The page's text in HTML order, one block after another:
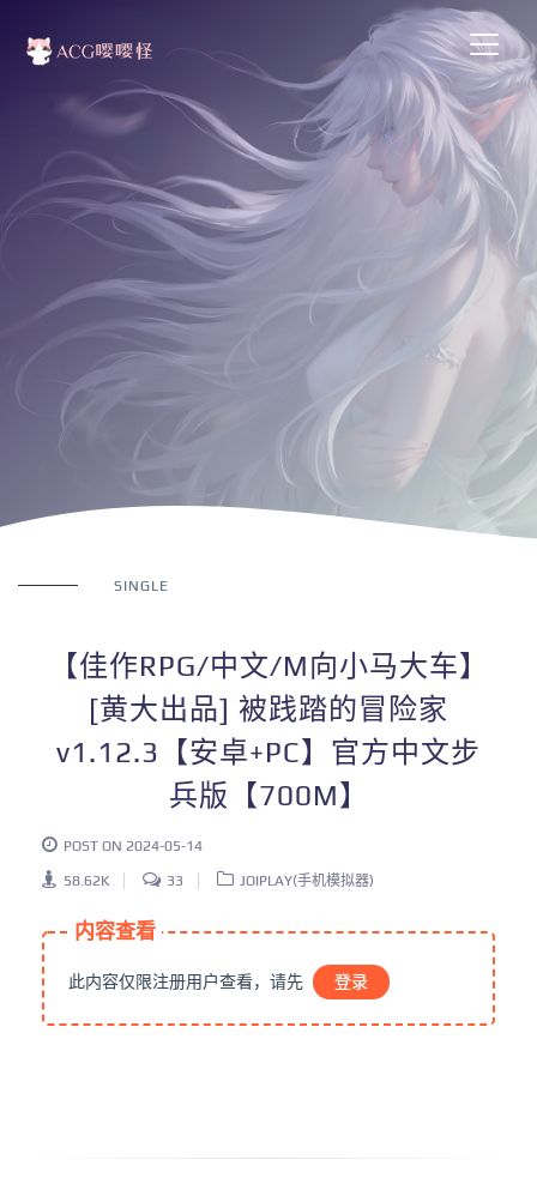
SINGLE
【佳作RPG/中文/M向小马大车】
[黄大出品] 被践踏的冒险家
v1.12.3【安卓+PC】官方中文步
兵版【700M】
POST ON 2024-05-14
58.62K 33 JOIPLAY(手机模拟器)
内容查看
此内容仅限注册用户查看，请先 登录